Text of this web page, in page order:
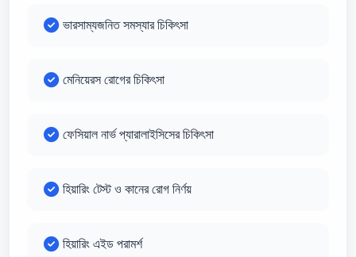
ভারসাম্যজনিত সমস্যার চিকিৎসা
মেনিয়েরস রোগের চিকিৎসা
ফেসিয়াল নার্ভ প্যারালাইসিসের চিকিৎসা
হিয়ারিং টেস্ট ও কানের রোগ নির্ণয়
হিয়ারিং এইড পরামর্শ